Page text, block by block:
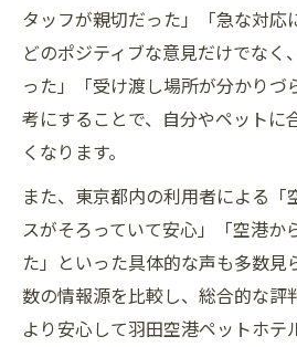
タッフが親切だった」「急な対応
どのポジティブな意見だけでなく
った」「受け渡し場所が分かりづ
考にすることで、自分やペットに
くなります。
また、東京都内の利用者による「
スがそろっていて安心」「空港か
た」といった具体的な声も多数見
数の情報源を比較し、総合的な評
より安心して羽田空港ペットホテ